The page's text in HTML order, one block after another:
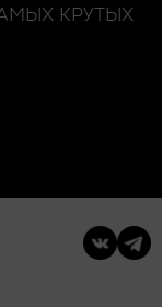
КРУТЫХ